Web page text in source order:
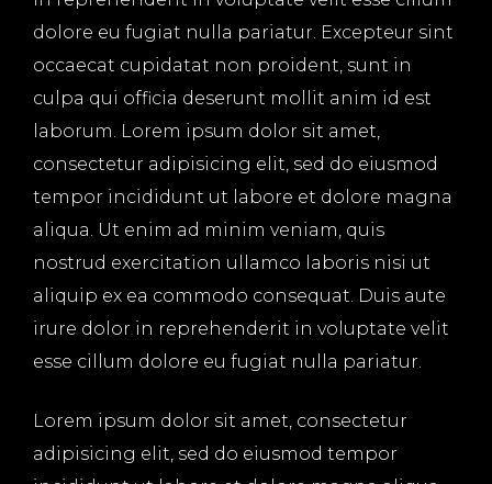
dolore eu fugiat nulla pariatur. Excepteur sint
occaecat cupidatat non proident, sunt in
culpa qui officia deserunt mollit anim id est
laborum. Lorem ipsum dolor sit amet,
consectetur adipisicing elit, sed do eiusmod
tempor incididunt ut labore et dolore magna
aliqua. Ut enim ad minim veniam, quis
nostrud exercitation ullamco laboris nisi ut
aliquip ex ea commodo consequat. Duis aute
irure dolor in reprehenderit in voluptate velit
esse cillum dolore eu fugiat nulla pariatur.
Lorem ipsum dolor sit amet, consectetur
adipisicing elit, sed do eiusmod tempor